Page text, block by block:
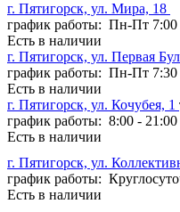
г. Пятигорск, ул. Мира, 18
график работы: Пн-Пт 7:00
Есть в наличии
г. Пятигорск, ул. Первая
график работы: Пн-Пт 7:30
Есть в наличии
г. Пятигорск, ул. Кочубея, 1
график работы: 8:00 - 21:00
Есть в наличии
г. Пятигорск, ул.
график работы:
Есть в наличии